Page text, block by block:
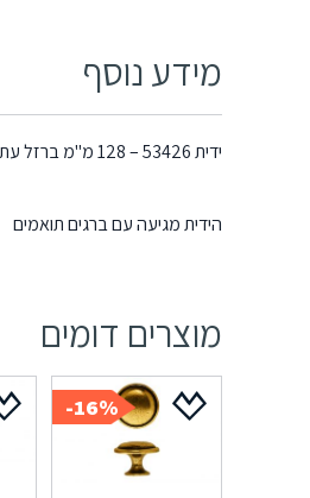
מידע נוסף
ידית 53426 – 128 מ"מ ברזל עתיק Locker F22
הידית מגיעה עם ברגים תואמים
מוצרים דומים
16%-